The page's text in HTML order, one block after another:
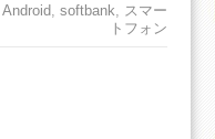
Android ,softbank
スマー
トフォン